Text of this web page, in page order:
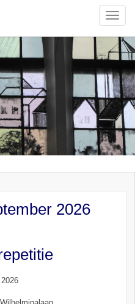
Toggle
2026